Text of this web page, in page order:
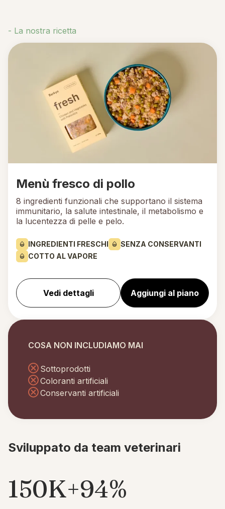
- La nostra ricetta
Menù fresco di pollo
8 ingredienti funzionali che supportano il sistema
immunitario, la salute intestinale, il metabolismo e
la lucentezza di pelle e pelo.
INGREDIENTI FRESCHI
SENZA CONSERVANTI
COTTO AL VAPORE
Vedi dettagli Aggiungi al piano
COSA NON INCLUDIAMO MAI
Sottoprodotti
Coloranti artificiali
Conservanti artificiali
Sviluppato da team veterinari
150K+94%